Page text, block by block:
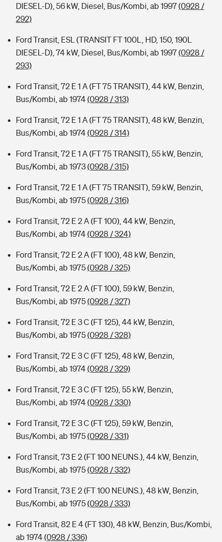
DIESEL-D), 56 kW, Diesel, Bus/Kombi, ab 1997(0928 /
292)
Ford Transit, ESL (TRANSIT FT 100L, HD, 150, 190L
DIESEL-D), 74 kW, Diesel, Bus/Kombi, ab 1997(0928 /
293)
Ford Transit, 72 E 1 A (FT 75 TRANSIT), 44 kW, Benzin,
Bus/Kombi, ab 1974(0928 / 313)
Ford Transit, 72 E 1 A (FT 75 TRANSIT), 48 kW, Benzin,
Bus/Kombi, ab 1974(0928 / 314)
Ford Transit, 72 E 1 A (FT 75 TRANSIT), 55 kW, Benzin,
Bus/Kombi, ab 1973(0928 / 315)
Ford Transit, 72 E 1 A (FT 75 TRANSIT), 59 kW, Benzin,
Bus/Kombi, ab 1975(0928 / 316)
Ford Transit, 72 E 2 A (FT 100), 44 kW, Benzin,
Bus/Kombi, ab 1974(0928 / 324)
Ford Transit, 72 E 2 A (FT 100), 48 kW, Benzin,
Bus/Kombi, ab 1975(0928 / 325)
Ford Transit, 72 E 2 A (FT 100), 59 kW, Benzin,
Bus/Kombi, ab 1975(0928 / 327)
Ford Transit, 72 E 3 C (FT 125), 44 kW, Benzin,
Bus/Kombi, ab 1975(0928 / 328)
Ford Transit, 72 E 3 C (FT 125), 48 kW, Benzin,
Bus/Kombi, ab 1974(0928 / 329)
Ford Transit, 72 E 3 C (FT 125), 55 kW, Benzin,
Bus/Kombi, ab 1974(0928 / 330)
Ford Transit, 72 E 3 C (FT 125), 59 kW, Benzin,
Bus/Kombi, ab 1975(0928 / 331)
Ford Transit, 73 E 2 (FT 100 NEUNS.), 44 kW, Benzin,
Bus/Kombi, ab 1975(0928 / 332)
Ford Transit, 73 E 2 (FT 100 NEUNS.), 48 kW, Benzin,
Bus/Kombi, ab 1975(0928 / 333)
Ford Transit, 82 E 4 (FT 130), 48 kW, Benzin, Bus/Kombi,
ab 1974(0928 / 336)